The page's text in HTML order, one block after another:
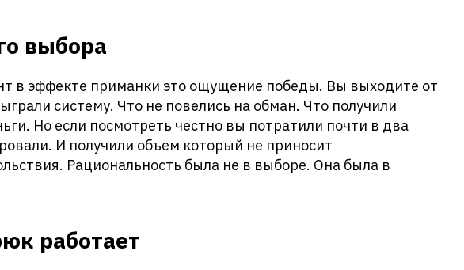
выбора
в эффекте приманки это ощущение победы. Вы выходите от
систему. Что не повелись на обман. Что получили
Но если посмотреть честно вы потратили почти в два
И получили объем который не приносит
Рациональность была не в выборе. Она была в
работает